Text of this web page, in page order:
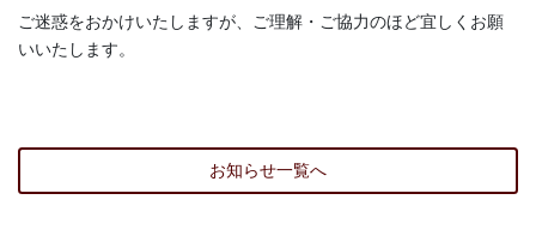
ご迷惑をおかけいたしますが、ご理解・ご協力のほど宜しくお願
いいたします。
お知らせ一覧へ